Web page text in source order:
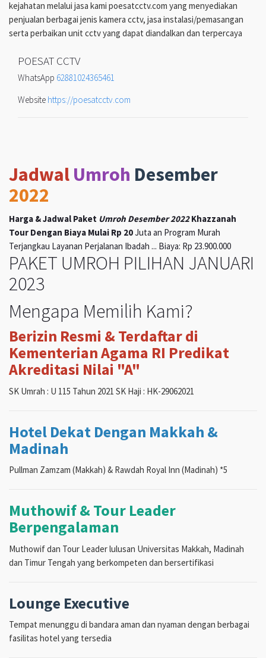
kejahatan melalui jasa kami poesatcctv.com yang menyediakan
penjualan berbagai jenis kamera cctv, jasa instalasi/pemasangan
serta perbaikan unit cctv yang dapat diandalkan dan terpercaya
POESAT CCTV
WhatsApp 62881024365461
Website https://poesatcctv.com
Jadwal Umroh Desember
2022
Harga & Jadwal Paket Umroh Desember 2022Khazzanah
Tour Dengan Biaya Mulai Rp 20Juta an Program Murah
Terjangkau Layanan Perjalanan Ibadah ... Biaya: Rp 23.900.000
PAKET UMROH PILIHAN JANUARI
2023
Mengapa Memilih Kami?
Berizin Resmi & Terdaftar di
Kementerian Agama RI Predikat
Akreditasi Nilai "A"
SK Umrah : U 115 Tahun 2021 SK Haji : HK-29062021
Hotel Dekat Dengan Makkah &
Madinah
Pullman Zamzam (Makkah) & Rawdah Royal Inn (Madinah) *5
Muthowif & Tour Leader
Berpengalaman
Muthowif dan Tour Leader lulusan Universitas Makkah, Madinah
dan Timur Tengah yang berkompeten dan bersertifikasi
Lounge Executive
Tempat menunggu di bandara aman dan nyaman dengan berbagai
fasilitas hotel yang tersedia